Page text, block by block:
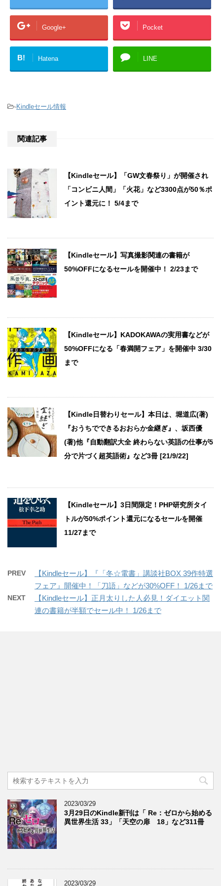
Google+ Pocket
B! Hatena LINE
-Kindleセール情報
関連記事
【Kindleセール】「GW文春祭り」が開催され
「コンビニ人間」「火花」など3300点が50％ポ
イント還元に！ 5/4まで
【Kindleセール】写真撮影関連の書籍が
50%OFFになるセールを開催中！ 2/23まで
【Kindleセール】KADOKAWAの実用書などが
50%OFFになる「春満開フェア」を開催中 3/30
まで
【Kindle日替わりセール】本日は、堀道広(著)
『おうちでできるおおらか金継ぎ』、坂西優
(著)他『自動翻訳大全 終わらない英語の仕事が5
分で片づく超英語術』など3冊 [21/9/22]
【Kindleセール】3日間限定！PHP研究所タイ
トルが50%ポイント還元になるセールを開催
11/27まで
PREV
【Kindleセール】『「冬☆電書」講談社BOX 39作特選
フェア』開催中！「刀語」などが30%OFF！ 1/26まで
NEXT
【Kindleセール】正月太りした人必見！ダイエット関
連の書籍が半額でセール中！ 1/26まで
2023/03/29
3月29日のKindle新刊は「 Re：ゼロから始める
異世界生活 33」「天空の扉 18」など311冊
2023/03/29